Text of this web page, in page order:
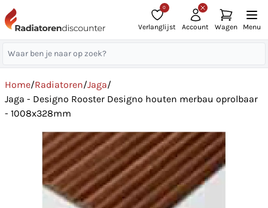
0
Verlanglijst Account Wagen Menu
Home/Radiatoren/Jaga/
Jaga - Designo Rooster Designo houten merbau oprolbaar
- 1008x328mm